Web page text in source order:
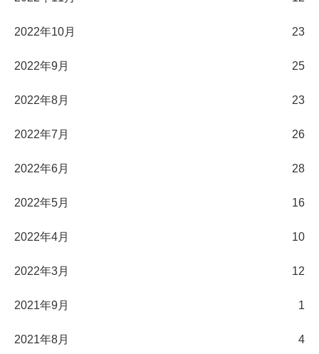
2022年10月 23
2022年9月 25
2022年8月 23
2022年7月 26
2022年6月 28
2022年5月 16
2022年4月 10
2022年3月 12
2021年9月 1
2021年8月 4